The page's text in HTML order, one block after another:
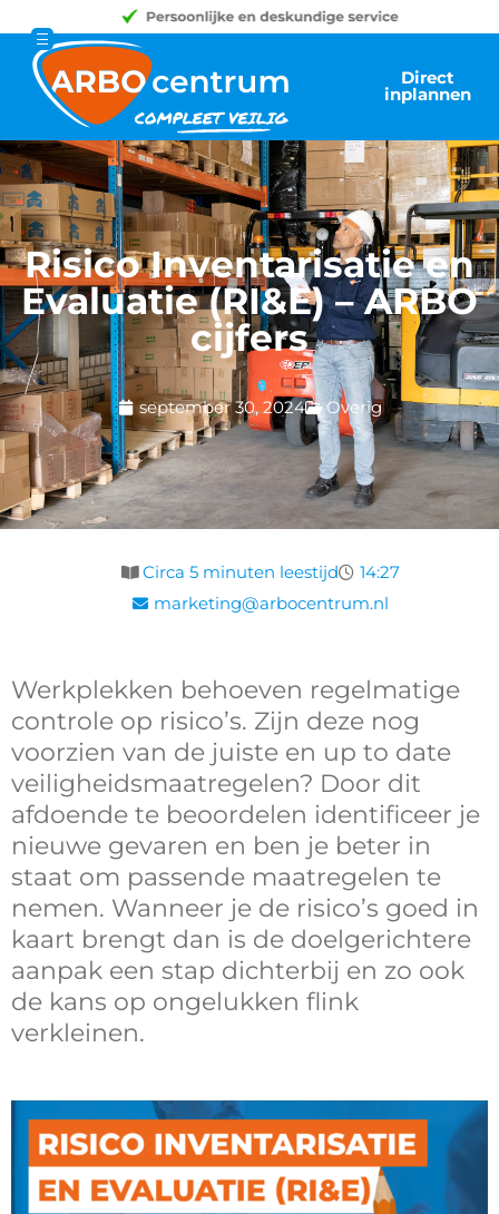
Direct
inplannen
Risico Inventarisatie en
Evaluatie (RI&E) – ARBO
cijfers
september 30, 2024 Overig
Circa 5 minuten leestijd
14:27
marketing@arbocentrum.nl
Werkplekken behoeven regelmatige
controle op risico’s. Zijn deze nog
voorzien van de juiste en up to date
veiligheidsmaatregelen? Door dit
afdoende te beoordelen identificeer je
nieuwe gevaren en ben je beter in
staat om passende maatregelen te
nemen. Wanneer je de risico’s goed in
kaart brengt dan is de doelgerichtere
aanpak een stap dichterbij en zo ook
de kans op ongelukken flink
verkleinen.